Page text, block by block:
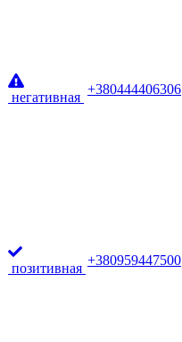
негативная
+380444406306
позитивная
+380959447500